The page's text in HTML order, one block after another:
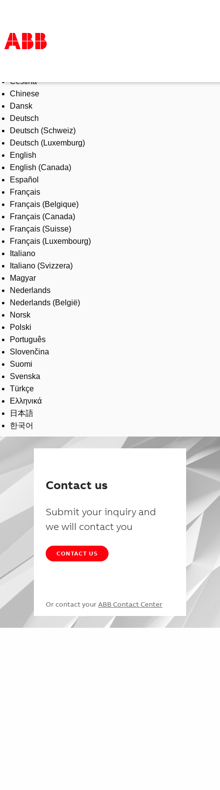
Products & Solutions
Industries
Services
About us
Where to buy
Contact us
Careers
Čeština
Chinese
Dansk
Deutsch
Deutsch (Schweiz)
Deutsch (Luxemburg)
English
English (Canada)
Español
Français
Français (Belgique)
Français (Canada)
Français (Suisse)
Français (Luxembourg)
Italiano
Italiano (Svizzera)
Magyar
Nederlands
Nederlands (België)
Norsk
Polski
Português
Slovenčina
Suomi
Svenska
Türkçe
Ελληνικά
日本語
한국어
Contact us
Submit your inquiry and
we will contact you
CONTACT US
Or contact your ABB Contact Center